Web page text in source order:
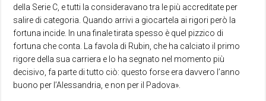
della Serie C, e tutti la consideravano tra le più accreditate per
salire di categoria. Quando arrivi a giocartela ai rigori però la
fortuna incide. In una finale tirata spesso è quel pizzico di
fortuna che conta. La favola di Rubin, che ha calciato il primo
rigore della sua carriera e lo ha segnato nel momento più
decisivo, fa parte di tutto ciò: questo forse era davvero l’anno
buono per l’Alessandria, e non per il Padova».